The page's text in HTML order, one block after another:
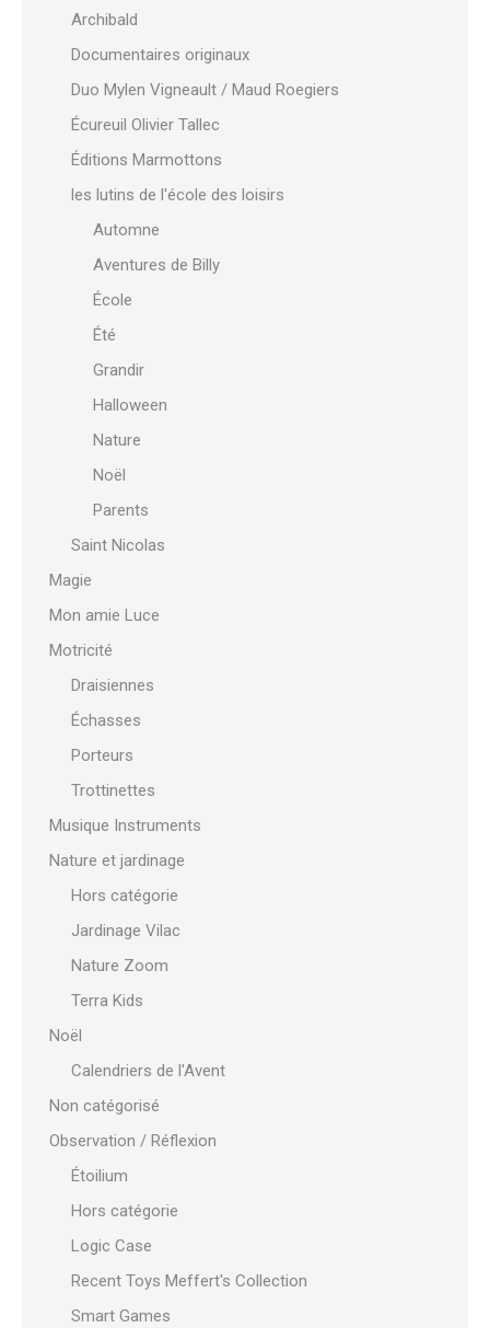
Archibald
Documentaires originaux
Duo Mylen Vigneault / Maud Roegiers
Écureuil Olivier Tallec
Éditions Marmottons
les lutins de l'école des loisirs
Automne
Aventures de Billy
École
Été
Grandir
Halloween
Nature
Noël
Parents
Saint Nicolas
Magie
Mon amie Luce
Motricité
Draisiennes
Échasses
Porteurs
Trottinettes
Musique Instruments
Nature et jardinage
Hors catégorie
Jardinage Vilac
Nature Zoom
Terra Kids
Noël
Calendriers de l'Avent
Non catégorisé
Observation / Réflexion
Étoilium
Hors catégorie
Logic Case
Recent Toys Meffert's Collection
Smart Games